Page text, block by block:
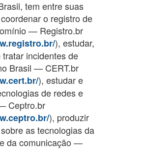
tem entre suas
o registro de
— Registro.br
), estudar,
incidentes de
Brasil — CERT.br
), estudar e
de redes e
Ceptro.br
), produzir
as tecnologias da
da comunicação —